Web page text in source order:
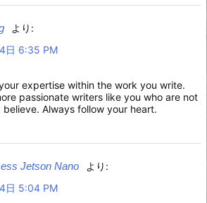
より:
日 6:35 PM
expertise within the work you write.
passionate writers like you who are not
Always follow your heart.
Jetson Nano
より:
日 5:04 PM